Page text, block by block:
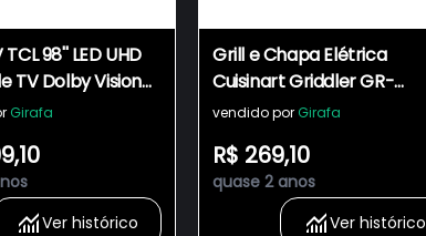
98'' LED UHD
TV Dolby Vision
Girafa
Ver histórico
Grill e Chapa Elétrica
Cuisinart Griddler GR-
4NCBR 1500W 110V Aço
vendido por Girafa
R$ 269,10
quase 2 anos
Ver histórico